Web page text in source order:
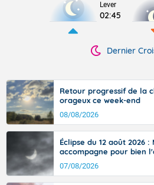
Lever
02:45
Dernier
Retour progressif de la
orageux ce week-end
08/08/2026
Éclipse du 12 août 2026
accompagne pour bien
07/08/2026